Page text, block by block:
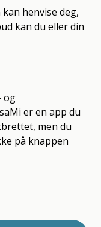
henvise deg,
kan du eller din
og
er en app du
men du
på knappen